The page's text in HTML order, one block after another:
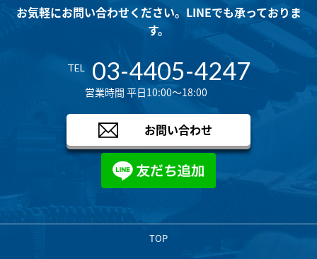
お気軽にお問い合わせください。LINEでも承っておりま
す。
TEL 03-4405-4247
営業時間 平日10:00～18:00
お問い合わせ
TOP